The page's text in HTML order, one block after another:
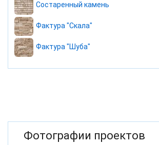
Состаренный камень
Фактура "Скала"
Фактура "Шуба"
Фотографии проектов